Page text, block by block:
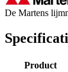
De Martens
Product